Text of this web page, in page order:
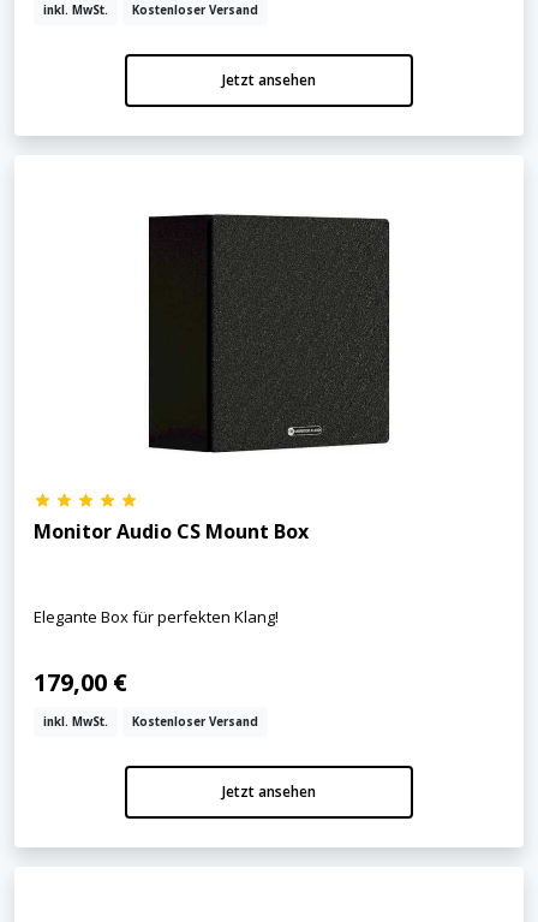
inkl. MwSt. Kostenloser Versand
Jetzt ansehen
Monitor Audio CS Mount Box
Elegante Box für perfekten Klang!
179,00 €
inkl. MwSt. Kostenloser Versand
Jetzt ansehen